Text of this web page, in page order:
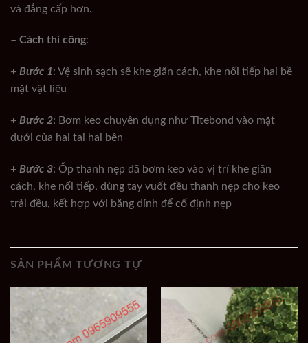
và đẳng cấp hơn.
– Cách thi công:
+ Bước 1: Vệ sinh sạch sẽ khe giãn cách, khe nối tiếp hai bề
mặt vật liệu
+ Bước 2: Bơm keo chuyên dụng như Titebond vào mặt
dưới của hai tai hai bên
+ Bước 3: Ốp thanh nẹp đã bơm keo vào vị trí khe giãn
cách, khe nối tiếp, dùng tay vuốt đều thanh nẹp cho keo
trải đều, kết hợp với băng dính để cố định nẹp
SẢN PHẨM TƯƠNG TỰ